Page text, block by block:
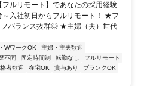
ルリモート】であなたの採用経験
入社初日からフルリモート！ ★フ
フバランス抜群◎ ★主婦（夫）世代
WワークOK
主婦・主夫歓迎
不問 固定時間制 転勤なし
フルリモート
者歓迎 在宅OK 賞与あり
ブランクOK